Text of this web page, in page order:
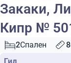
Закаки,
Кипр №
2Спален